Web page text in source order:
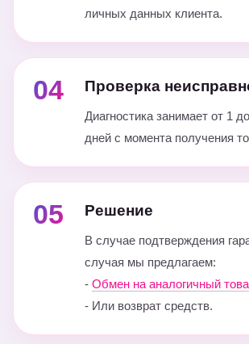
личных данных клиента.
04 Проверка
Диагностика занимает от 1
дней с момента получения
05 Решение
В случае подтверждения
случая мы предлагаем:
- Обмен на аналогичный
- Или возврат средств.